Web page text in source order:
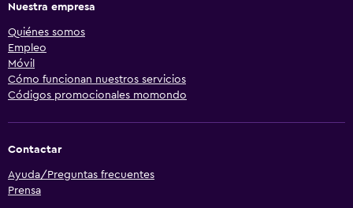
Nuestra empresa
Quiénes somos
Empleo
Móvil
Cómo funcionan nuestros servicios
Códigos promocionales momondo
Contactar
Ayuda/Preguntas frecuentes
Prensa